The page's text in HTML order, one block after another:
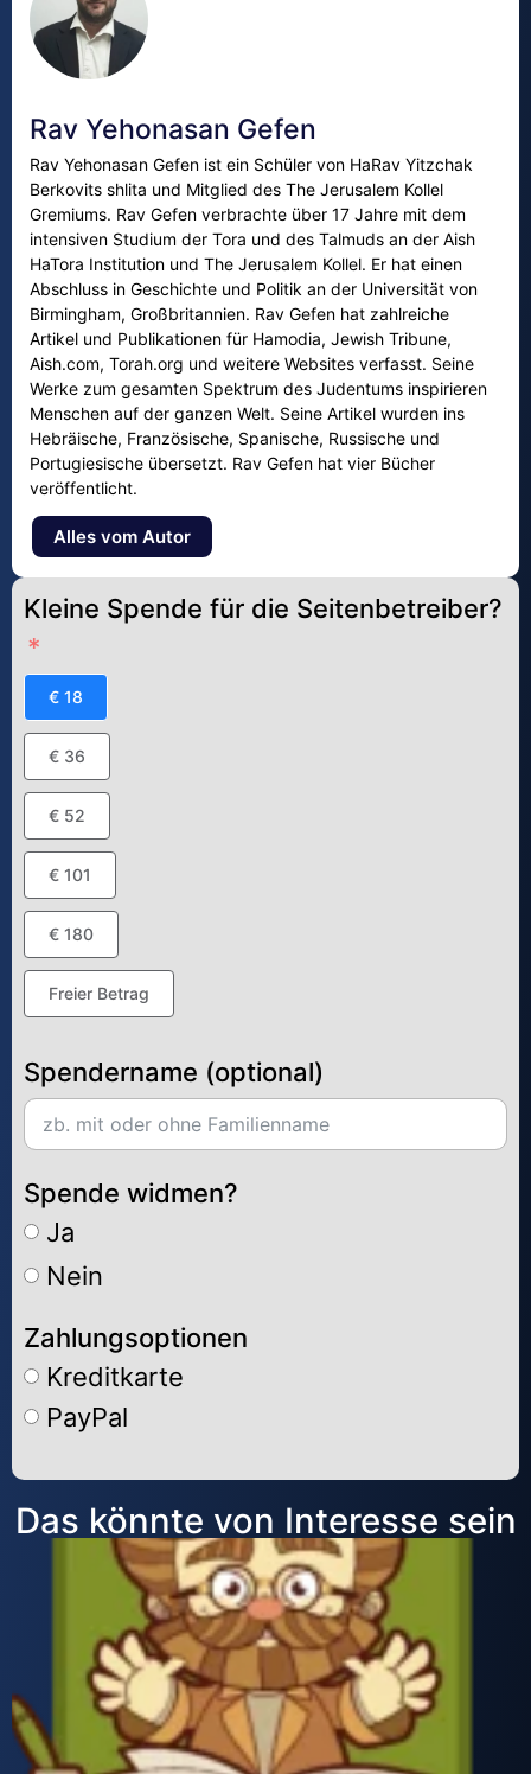
Rav Yehonasan Gefen
Rav Yehonasan Gefen ist ein Schüler von HaRav Yitzchak
Berkovits shlita und Mitglied des The Jerusalem Kollel
Gremiums. Rav Gefen verbrachte über 17 Jahre mit dem
intensiven Studium der Tora und des Talmuds an der Aish
HaTora Institution und The Jerusalem Kollel. Er hat einen
Abschluss in Geschichte und Politik an der Universität von
Birmingham, Großbritannien. Rav Gefen hat zahlreiche
Artikel und Publikationen für Hamodia, Jewish Tribune,
Aish.com, Torah.org und weitere Websites verfasst. Seine
Werke zum gesamten Spektrum des Judentums inspirieren
Menschen auf der ganzen Welt. Seine Artikel wurden ins
Hebräische, Französische, Spanische, Russische und
Portugiesische übersetzt. Rav Gefen hat vier Bücher
veröffentlicht.
Alles vom Autor
Kleine Spende für die Seitenbetreiber?
€ 18
€ 36
€ 52
€ 101
€ 180
Freier Betrag
Spendername (optional)
Spende widmen?
Ja
Nein
Zahlungsoptionen
Kreditkarte
PayPal
Alternative:
Das könnte von Interesse sein